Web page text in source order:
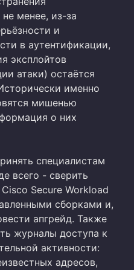
менее, из-за
и
в аутентификации,
эксплойтов
атаки) остаётся
именно
мишенью
о них
специалистам
всего - сверить
Secure Workload
сборками и,
апгрейд. Также
журналы доступа к
активности:
адресов,